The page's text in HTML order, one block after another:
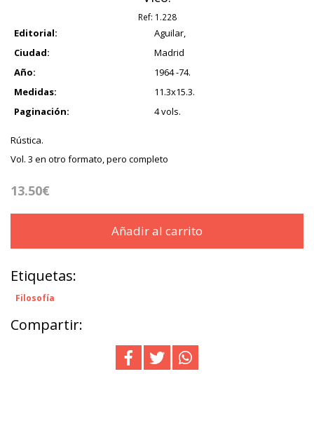
Ref: 1.228
Editorial:
Aguilar,
Ciudad:
Madrid
Año:
1964 -74.
Medidas:
11.3x15.3.
Paginación:
4 vols.
Rústica.
Vol. 3 en otro formato, pero completo
13.50€
Añadir al carrito
Etiquetas:
Filosofía
Compartir: